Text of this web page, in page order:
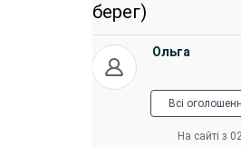
берег)
Ольга
Всі
На сайті з